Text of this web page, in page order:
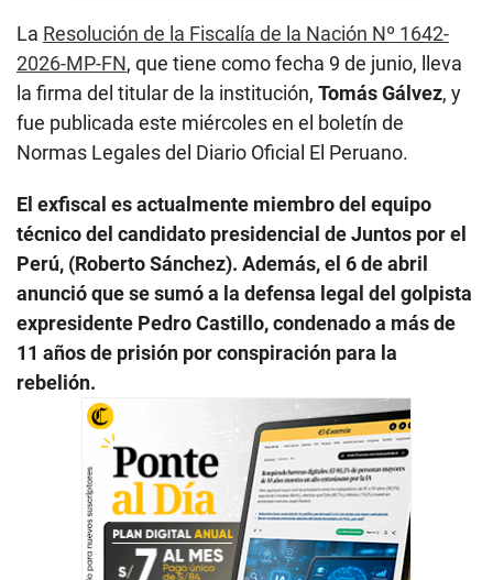
La Resolución de la Fiscalía de la Nación Nº 1642-
2026-MP-FN, que tiene como fecha 9 de junio, lleva
la firma del titular de la institución, Tomás Gálvez, y
fue publicada este miércoles en el boletín de
Normas Legales del Diario Oficial El Peruano.
El exfiscal es actualmente miembro del equipo
técnico del candidato presidencial de Juntos por el
Perú, (Roberto Sánchez). Además, el 6 de abril
anunció que se sumó a la defensa legal del golpista
expresidente Pedro Castillo, condenado a más de
11 años de prisión por conspiración para la
rebelión.